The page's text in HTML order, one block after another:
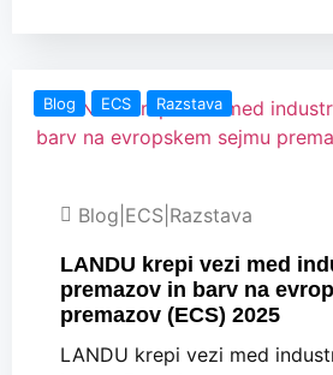
Blog ECS Razstava
Blog ECS Razstava
LANDU krepi vezi med
premazov in barv na
premazov (ECS) 2025
LANDU krepi vezi med